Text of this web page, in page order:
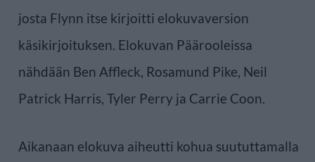
josta Flynn itse kirjoitti elokuvaversion
käsikirjoituksen. Elokuvan Päärooleissa
nähdään Ben Affleck, Rosamund Pike, Neil
Patrick Harris, Tyler Perry ja Carrie Coon.
Aikanaan elokuva aiheutti kohua suututtamalla